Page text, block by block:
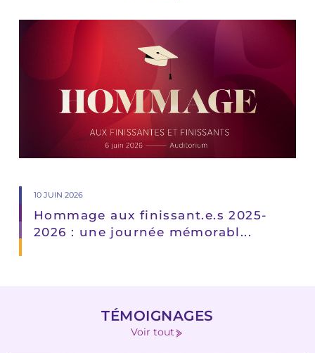
10 JUIN 2026
Hommage aux finissant.e.s 2025-
2026 : une journée mémorabl...
TÉMOIGNAGES
Voir tout